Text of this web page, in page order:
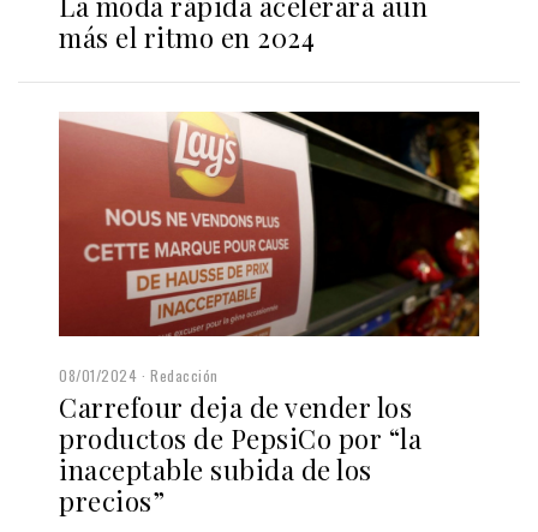
más el ritmo en 2024
08/01/2024 Redacción
Carrefour deja de vender los
productos de PepsiCo por “la
inaceptable subida de los
precios”